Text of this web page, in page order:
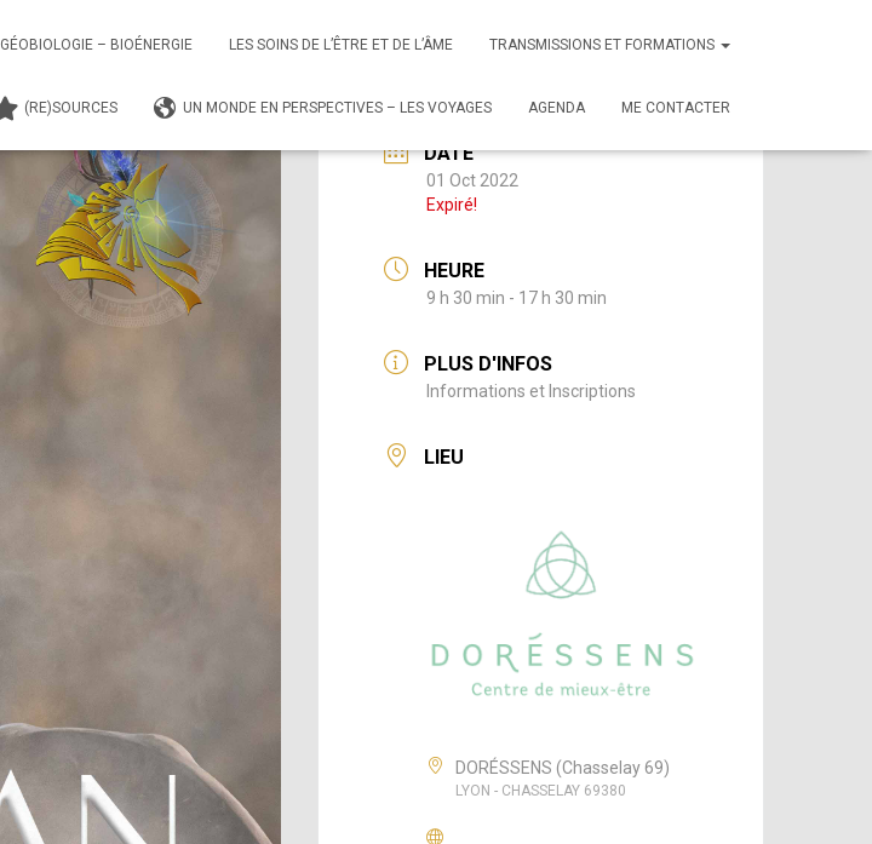
GÉOBIOLOGIE – BIOÉNERGIE LES SOINS DE L’ÊTRE ET DE L’ÂME TRANSMISSIONS ET FORMATIONS
(RE)SOURCES UN MONDE EN PERSPECTIVES – LES VOYAGES AGENDA ME CONTACTER
DATE
01 Oct 2022
Expiré!
HEURE
9 h 30 min - 17 h 30 min
PLUS D'INFOS
Informations et Inscriptions
LIEU
DORÉSSENS (Chasselay 69)
LYON - CHASSELAY 69380